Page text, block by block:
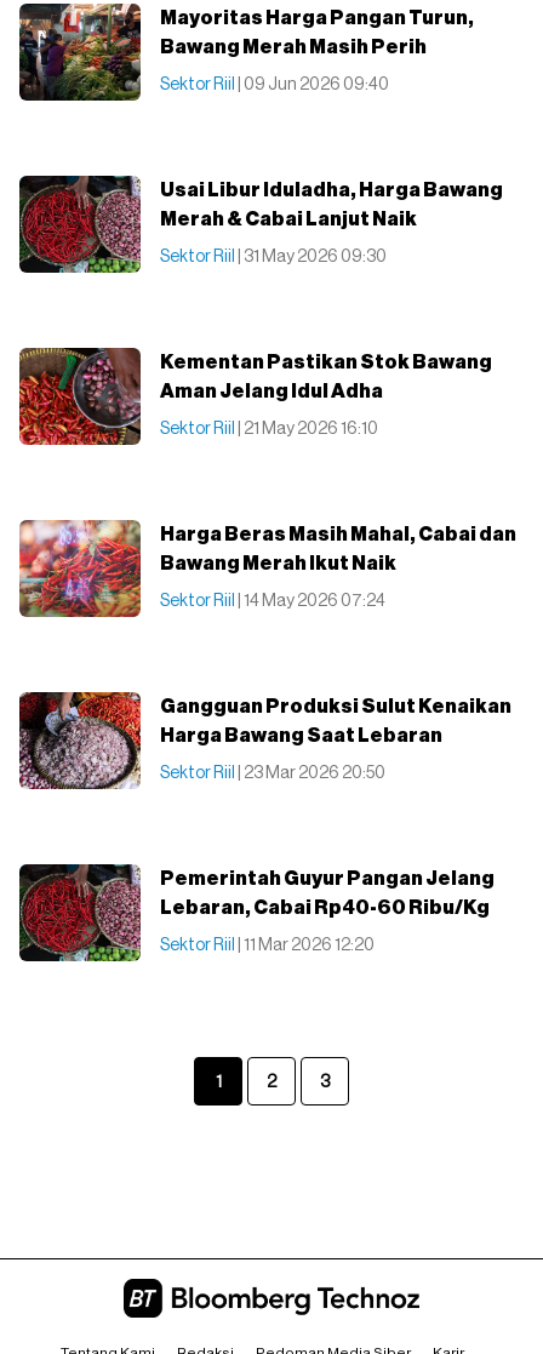
Mayoritas Harga Pangan Turun,
Bawang Merah Masih Perih
Sektor Riil | 09 Jun 2026 09:40
Usai Libur Iduladha, Harga Bawang
Merah & Cabai Lanjut Naik
Sektor Riil | 31 May 2026 09:30
Kementan Pastikan Stok Bawang
Aman Jelang Idul Adha
Sektor Riil | 21 May 2026 16:10
Harga Beras Masih Mahal, Cabai dan
Bawang Merah Ikut Naik
Sektor Riil | 14 May 2026 07:24
Gangguan Produksi Sulut Kenaikan
Harga Bawang Saat Lebaran
Sektor Riil | 23 Mar 2026 20:50
Pemerintah Guyur Pangan Jelang
Lebaran, Cabai Rp40-60 Ribu/Kg
Sektor Riil | 11 Mar 2026 12:20
1 2 3